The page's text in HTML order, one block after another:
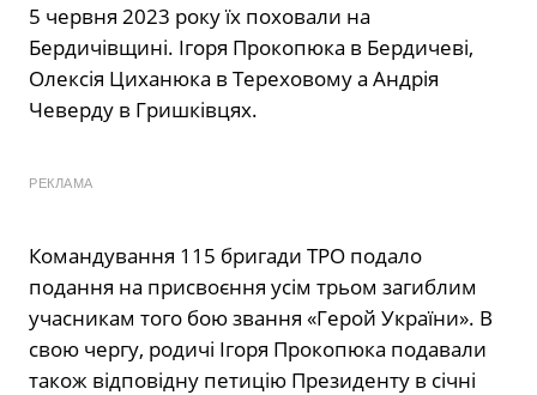
5 червня 2023 року їх поховали на
Бердичівщині. Ігоря Прокопюка в Бердичеві,
Олексія Циханюка в Тереховому а Андрія
Чеверду в Гришківцях.
РЕКЛАМА
Командування 115 бригади ТРО подало
подання на присвоєння усім трьом загиблим
учасникам того бою звання «Герой України». В
свою чергу, родичі Ігоря Прокопюка подавали
також відповідну петицію Президенту в січні